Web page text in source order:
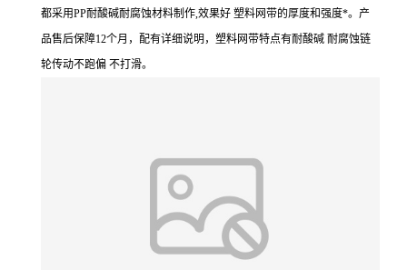
都采用PP耐酸碱耐腐蚀材料制作,效果好 塑料网带的厚度和强度*。产
品售后保障12个月，配有详细说明，塑料网带特点有耐酸碱 耐腐蚀链
轮传动不跑偏 不打滑。